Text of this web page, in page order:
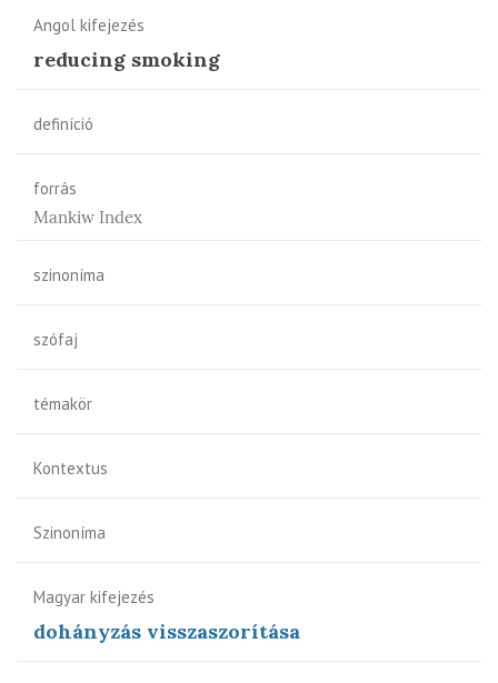
Angol kifejezés
reducing smoking
definíció
forrás
Mankiw Index
szinoníma
szófaj
témakör
Kontextus
Szinoníma
Magyar kifejezés
dohányzás visszaszorítása